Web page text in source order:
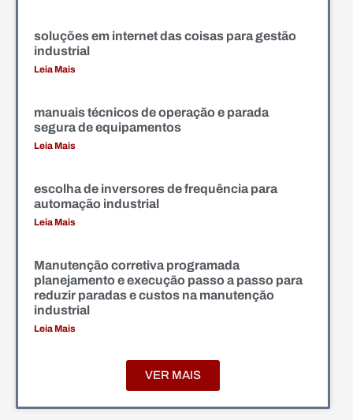
soluções em internet das coisas para gestão
industrial
Leia Mais
manuais técnicos de operação e parada
segura de equipamentos
Leia Mais
escolha de inversores de frequência para
automação industrial
Leia Mais
Manutenção corretiva programada
planejamento e execução passo a passo para
reduzir paradas e custos na manutenção
industrial
Leia Mais
VER MAIS